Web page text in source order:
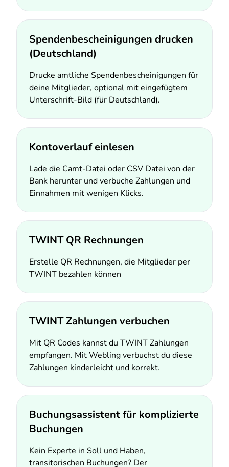
Spendenbescheinigungen drucken
(Deutschland)
Drucke amtliche Spendenbescheinigungen für
deine Mitglieder, optional mit eingefügtem
Unterschrift-Bild (für Deutschland).
Kontoverlauf einlesen
Lade die Camt-Datei oder CSV Datei von der
Bank herunter und verbuche Zahlungen und
Einnahmen mit wenigen Klicks.
TWINT QR Rechnungen
Erstelle QR Rechnungen, die Mitglieder per
TWINT bezahlen können
TWINT Zahlungen verbuchen
Mit QR Codes kannst du TWINT Zahlungen
empfangen. Mit Webling verbuchst du diese
Zahlungen kinderleicht und korrekt.
Buchungsassistent für komplizierte
Buchungen
Kein Experte in Soll und Haben,
transitorischen Buchungen? Der